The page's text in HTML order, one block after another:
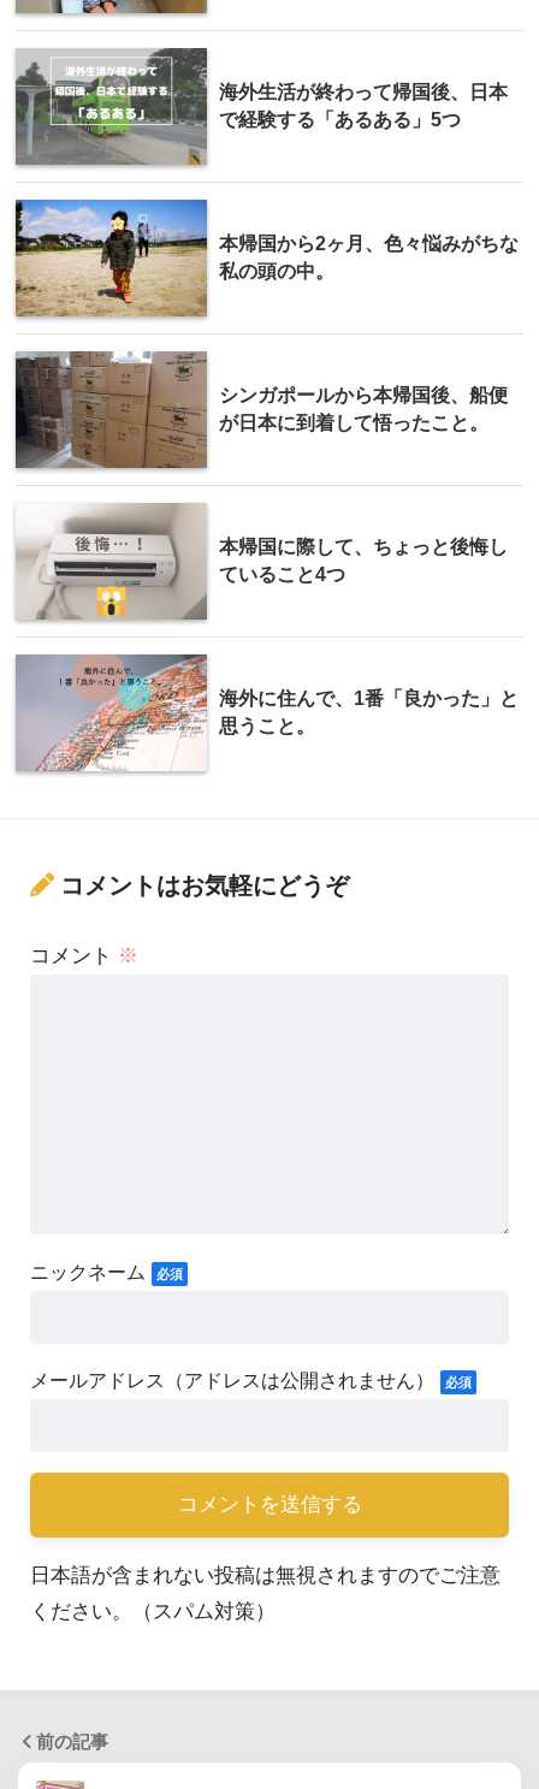
海外生活が終わって帰国後、日本
で経験する「あるある」5つ
本帰国から2ヶ月、色々悩みがちな
私の頭の中。
シンガポールから本帰国後、船便
が日本に到着して悟ったこと。
本帰国に際して、ちょっと後悔し
ていること4つ
海外に住んで、1番「良かった」と
思うこと。
コメントはお気軽にどうぞ
コメント ※
日本語が含まれない投稿は無視されますのでご注意
ください。（スパム対策）
前の記事